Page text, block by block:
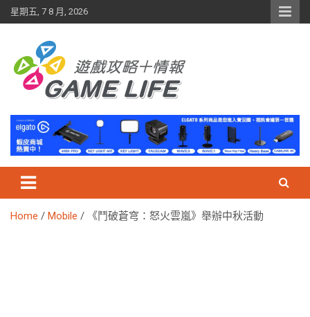
Skip
to
星期五, 7 8 月, 2026
Home Mobile 《鬥破蒼穹：怒火雲嵐》舉辦中秋活動